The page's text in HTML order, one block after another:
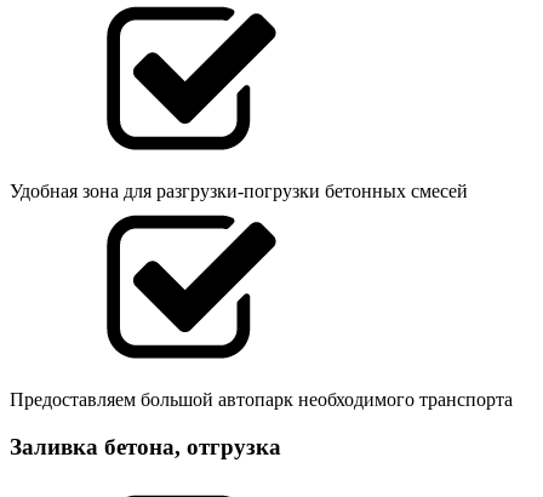
Удобная зона для разгрузки-погрузки бетонных смесей
Предоставляем большой автопарк необходимого транспорта
Заливка бетона, отгрузка